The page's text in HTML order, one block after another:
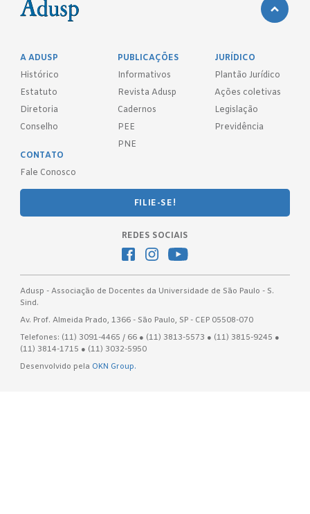
A ADUSP
Histórico
Estatuto
Diretoria
Conselho
PUBLICAÇÕES
Informativos
Revista Adusp
Cadernos
PEE
PNE
JURÍDICO
Plantão Jurídico
Ações coletivas
Legislação
Previdência
CONTATO
Fale Conosco
FILIE-SE!
REDES SOCIAIS
Adusp - Associação de Docentes da Universidade de São Paulo - S.
Sind.
Av. Prof. Almeida Prado, 1366 - São Paulo, SP - CEP 05508-070
Telefones: (11) 3091-4465 / 66 ● (11) 3813-5573 ● (11) 3815-9245 ●
(11) 3814-1715 ● (11) 3032-5950
Desenvolvido pela OKN Group.